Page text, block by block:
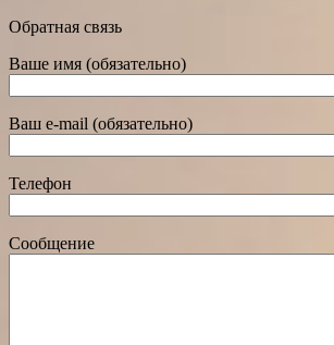
Обратная связь
Ваше имя (обязательно)
Ваш e-mail (обязательно)
Телефон
Сообщение